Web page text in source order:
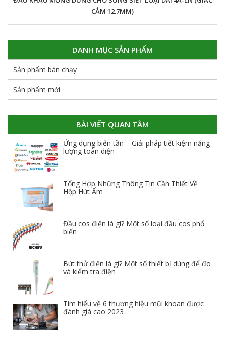
CẮM 12.7MM)
DANH MỤC SẢN PHẨM
Sản phẩm bán chạy
Sản phẩm mới
BÀI VIẾT QUAN TÂM
Ứng dụng biến tần – Giải pháp tiết kiệm năng
lượng toàn diện
Tổng Hợp Những Thông Tin Cần Thiết Về
Hộp Hút Ẩm
Đầu cos điện là gì? Một số loại đầu cos phổ
biến
Bút thử điện là gì? Một số thiết bị dùng để đo
và kiểm tra điện
Tìm hiểu về 6 thương hiệu mũi khoan được
đánh giá cao 2023